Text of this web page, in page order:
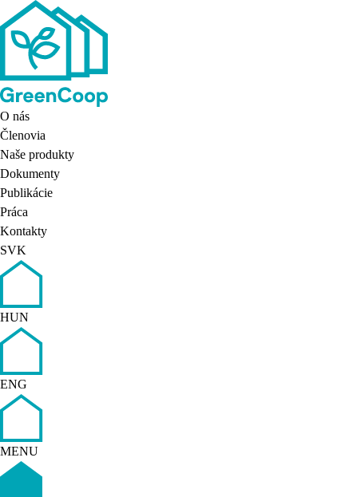
O nás
Členovia
Naše produkty
Dokumenty
Publikácie
Práca
Kontakty
SVK
HUN
ENG
MENU